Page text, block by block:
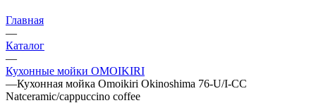
Главная
—
Каталог
—
Кухонные мойки OMOIKIRI
—Кухонная мойка Omoikiri Okinoshima 76-U/I-CC
Natceramic/cappuccino coffee